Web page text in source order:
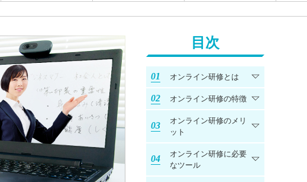
目次
オンライン研修とは
オンライン研修の特徴
オンライン研修のメリ
ット
オンライン研修に必要
なツール